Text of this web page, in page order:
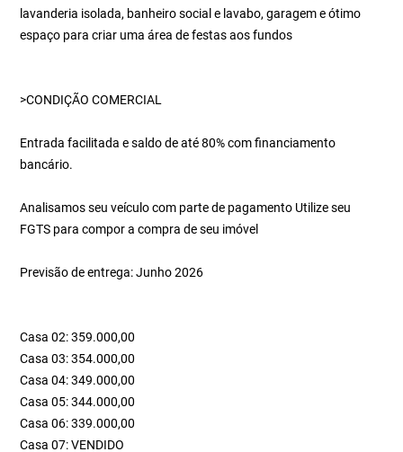
lavanderia isolada, banheiro social e lavabo, garagem e ótimo
espaço para criar uma área de festas aos fundos
>CONDIÇÃO COMERCIAL
Entrada facilitada e saldo de até 80% com financiamento
bancário.
Analisamos seu veículo com parte de pagamento Utilize seu
FGTS para compor a compra de seu imóvel
Previsão de entrega: Junho 2026
Casa 02: 359.000,00
Casa 03: 354.000,00
Casa 04: 349.000,00
Casa 05: 344.000,00
Casa 06: 339.000,00
Casa 07: VENDIDO